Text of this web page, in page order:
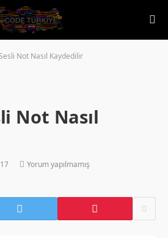
Not Nasıl Kaydedilir
Not Nasıl
Yorum yapılmamış